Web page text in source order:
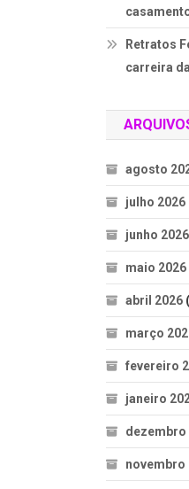
Retratos
carreira
agosto
julho 2026
junho 2026
maio 2026
abril 2026
março
fevereiro
janeiro
dezembro
novembro